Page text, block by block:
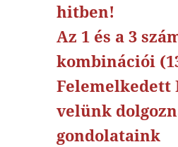
hitben!
Az 1 és a 3
kombinációi
Felemelkedett
velünk
gondolataink